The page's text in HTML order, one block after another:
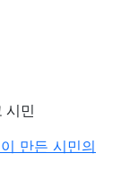
시민
만든 시민의